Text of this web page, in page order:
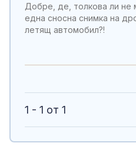
Добре, де, толкова ли не
една сносна снимка на
летящ автомобил?!
1 - 1 от 1